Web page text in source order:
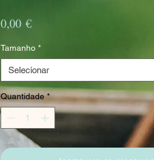
0,00 €Preço
Tamanho *
Selecionar
Quantidade *